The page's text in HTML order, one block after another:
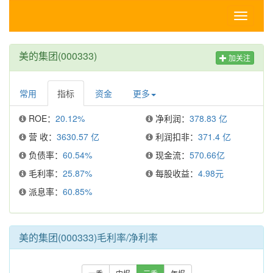
Toggle
美的集团(000333) 加关注
常用 指标 资金 更多
ROE： 20.12% 净利润： 378.83 亿
营 收： 3630.57 亿 利润扣非： 371.4 亿
负债率： 60.54% 现金流： 570.66亿
毛利率： 25.87% 每股收益： 4.98元
派息率： 60.85%
美的集团(000333)毛利率/净利率